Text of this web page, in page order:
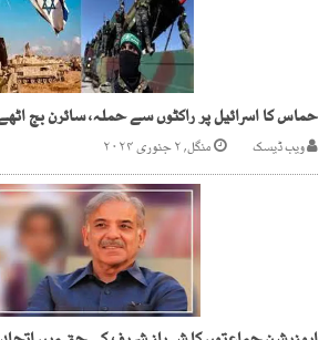
ویب ڈیسک منگل, ۲ جنوری ۲۰۲۴